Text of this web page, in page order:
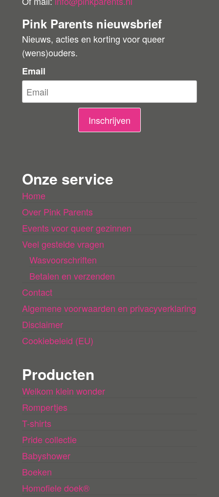
o
r
i
g
Pink Parents nieuwsbrief
Nieuws, acties en korting voor queer
(wens)ouders.
Email
Inschrijven
Onze service
Home
Over Pink Parents
Events voor queer gezinnen
Veel gestelde vragen
Wasvoorschriften
Betalen en verzenden
Contact
Algemene voorwaarden en privacyverklaring
Disclaimer
Cookiebeleid (EU)
Producten
Welkom klein wonder
Rompertjes
T-shirts
Pride collectie
Babyshower
Boeken
Homofiele doek®